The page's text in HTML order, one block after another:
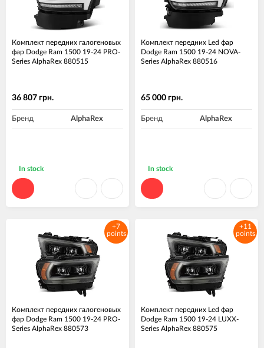
Комплект передних галогеновых
фар Dodge Ram 1500 19-24 PRO-
Series AlphaRex 880515
36 807 грн.
Бренд AlphaRex
In stock
Комплект передних Led фар
Dodge Ram 1500 19-24 NOVA-
Series AlphaRex 880516
65 000 грн.
Бренд AlphaRex
In stock
+7
points
Комплект передних галогеновых
фар Dodge Ram 1500 19-24 PRO-
Series AlphaRex 880573
+11
points
Комплект передних Led фар
Dodge Ram 1500 19-24 LUXX-
Series AlphaRex 880575